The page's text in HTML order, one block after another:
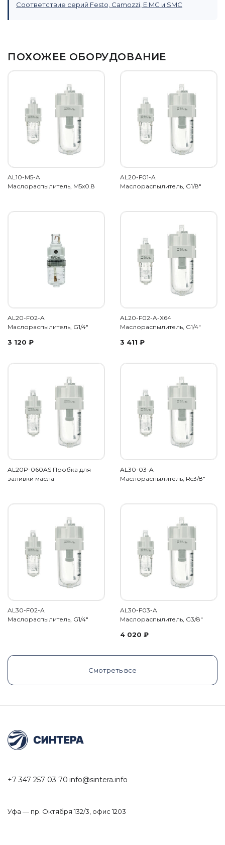
Соответствие серий Festo, Camozzi, E.MC и SMC
ПОХОЖЕЕ ОБОРУДОВАНИЕ
AL10-M5-A
Маслораспылитель, М5х0.8
AL20-F01-A
Маслораспылитель, G1/8"
AL20-F02-A
Маслораспылитель, G1/4"
3 120 ₽
AL20-F02-A-X64
Маслораспылитель, G1/4"
3 411 ₽
AL20P-060AS Пробка для
заливки масла
AL30-03-A
Маслораспылитель, Rc3/8"
AL30-F02-A
Маслораспылитель, G1/4"
AL30-F03-A
Маслораспылитель, G3/8"
4 020 ₽
Смотреть все
+7 347 257 03 70 info@sintera.info
Уфа — пр. Октября 132/3, офис 1203